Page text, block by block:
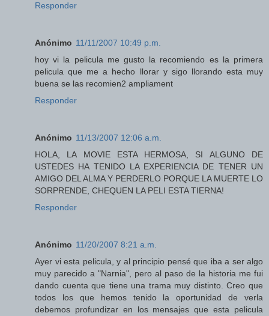
Responder
Anónimo 11/11/2007 10:49 p.m.
hoy vi la pelicula me gusto la recomiendo es la primera
pelicula que me a hecho llorar y sigo llorando esta muy
buena se las recomien2 ampliament
Responder
Anónimo 11/13/2007 12:06 a.m.
HOLA, LA MOVIE ESTA HERMOSA, SI ALGUNO DE
USTEDES HA TENIDO LA EXPERIENCIA DE TENER UN
AMIGO DEL ALMA Y PERDERLO PORQUE LA MUERTE LO
SORPRENDE, CHEQUEN LA PELI ESTA TIERNA!
Responder
Anónimo 11/20/2007 8:21 a.m.
Ayer vi esta pelicula, y al principio pensé que iba a ser algo
muy parecido a "Narnia", pero al paso de la historia me fui
dando cuenta que tiene una trama muy distinto. Creo que
todos los que hemos tenido la oportunidad de verla
debemos profundizar en los mensajes que esta pelicula